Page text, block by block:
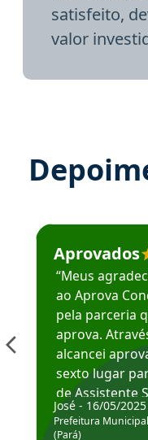
satisfeito,
valor
Estudante José
Aprovados
“Meus
ao Aprova
pela parceria
aprova.
alcancei
sexto lugar
de Assistente
Hoje estou
Prefeitura de
José - 16/05/2025
Prefeitura
(Pará)